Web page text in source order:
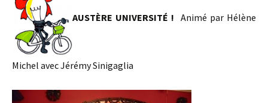
AUSTÈRE UNIVERSITÉ ! Animé par Hélène
Michel avec Jérémy Sinigaglia